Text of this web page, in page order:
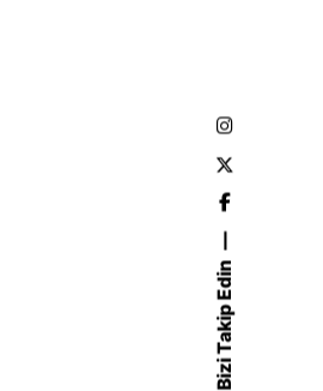
Bizi Takip Edin